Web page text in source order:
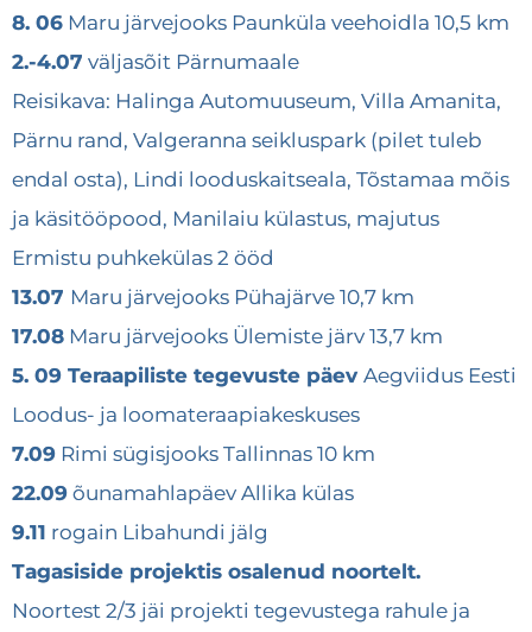
8. 06 Maru järvejooks Paunküla veehoidla 10,5 km
2.-4.07 väljasõit Pärnumaale
Reisikava: Halinga Automuuseum, Villa Amanita,
Pärnu rand, Valgeranna seikluspark (pilet tuleb
endal osta), Lindi looduskaitseala, Tõstamaa mõis
ja käsitööpood, Manilaiu külastus, majutus
Ermistu puhkekülas 2 ööd
13.07 Maru järvejooks Pühajärve 10,7 km
17.08 Maru järvejooks Ülemiste järv 13,7 km
5. 09 Teraapiliste tegevuste päev Aegviidus Eesti
Loodus- ja loomateraapiakeskuses
7.09 Rimi sügisjooks Tallinnas 10 km
22.09 õunamahlapäev Allika külas
9.11 rogain Libahundi jälg
Tagasiside projektis osalenud noortelt.
Noortest 2/3 jäi projekti tegevustega rahule ja